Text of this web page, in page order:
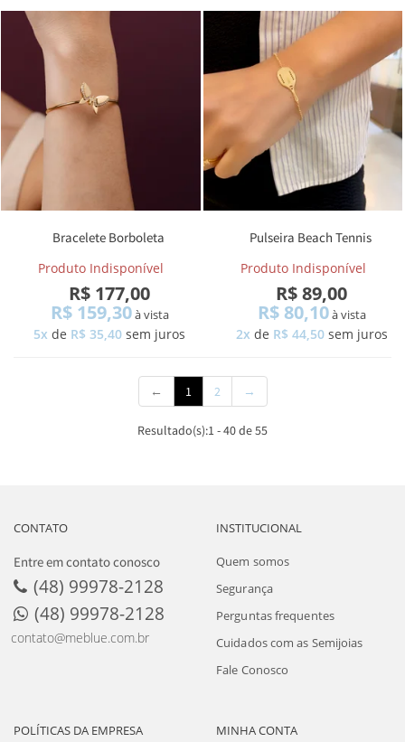
Bracelete Borboleta
Produto Indisponível
R$ 177,00
R$ 159,30à vista
5x de R$ 35,40sem juros
Pulseira Beach Tennis
Produto Indisponível
R$ 89,00
R$ 80,10à vista
2x de R$ 44,50 sem juros
← 1 (current)
2 →
Resultado(s):1-40de55
CONTATO
Entre em contato conosco
(48) 99978-2128
(48) 99978-2128
contato@meblue.com.br
INSTITUCIONAL
Quem somos
Segurança
Perguntas frequentes
Cuidados com as Semijoias
Fale Conosco
POLÍTICAS DA EMPRESA MINHA CONTA